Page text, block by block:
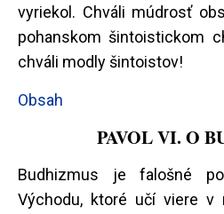
vyriekol. Chváli múdrosť
pohanskom šintoistickom
chváli modly šintoistov!
Obsah
PAVOL VI. O
Budhizmus je falošné
Východu, ktoré učí viere v